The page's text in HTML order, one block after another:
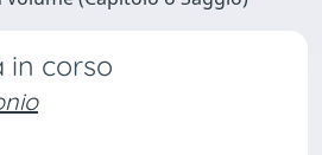
in corso